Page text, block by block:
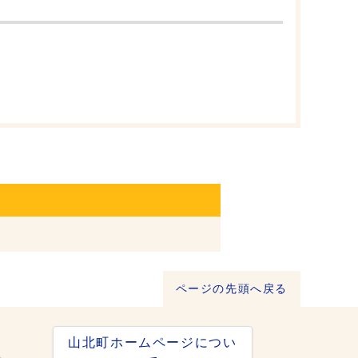
ページの先頭へ戻る
山北町ホームページについ